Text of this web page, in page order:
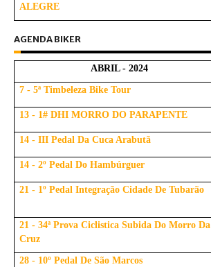
ALEGRE
AGENDA BIKER
ABRIL - 2024
7 - 5ª Timbeleza Bike Tour
13 - 1# DHI MORRO DO PARAPENTE
14 - III Pedal Da Cuca Arabutã
14 - 2º Pedal Do Hambúrguer
21 - 1º Pedal Integração Cidade De Tubarão
21 - 34ª Prova Ciclistica Subida Do Morro Da
Cruz
28 - 10º Pedal De São Marcos